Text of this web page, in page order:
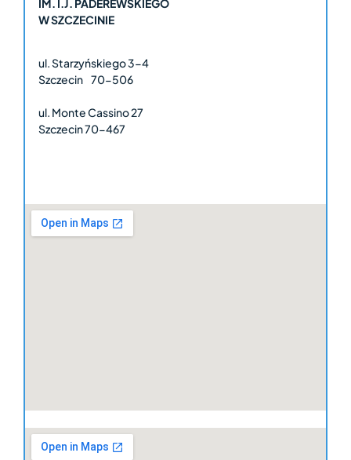
IM. I.J. PADEREWSKIEGO
W SZCZECINIE
ul. Starzyńskiego 3-4
Szczecin 70-506
ul. Monte Cassino 27
Szczecin 70-467